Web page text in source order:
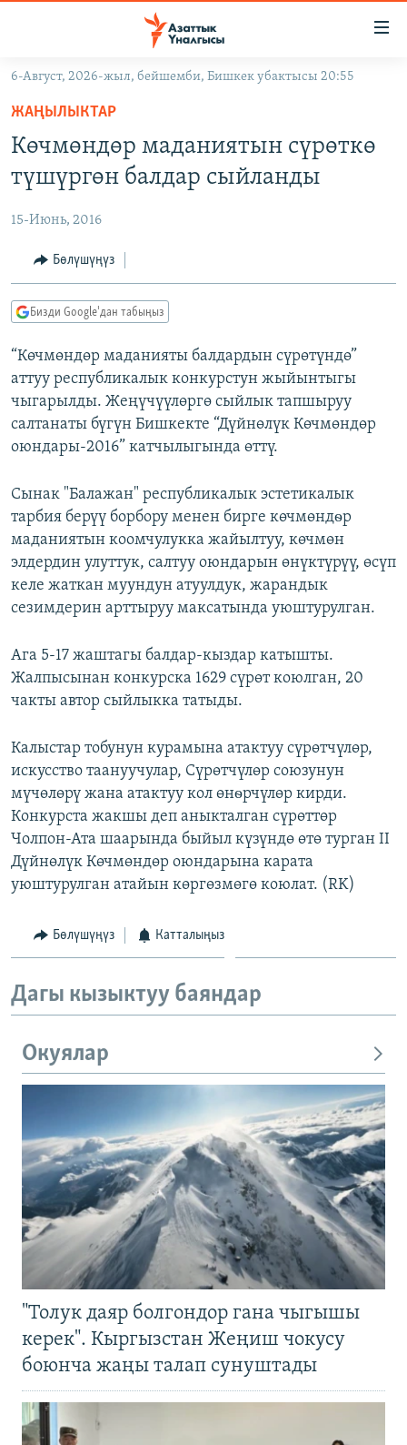
Навигацияга
өтүңүз
Издөөгө
салыңыз
ЭКОНОМИКА
МАДАНИЯТ
БОРБОР АЗИЯ
УКРАИНА
АТАЙЫН ИЛИКТӨӨ
ТВ ПРОГРАММАЛАР
ЭКСПЕРТТЕР ТАЛДАЙТ
БИЗ ЖАНА ДҮЙНӨ
ДАНИСТЕ
ЭЖЕ-СИҢДИЛЕР
АЗАТТЫК+
ЫҢГАЙСЫЗ СУРООЛОР
ӨЗГӨЧӨ ПИКИР
Русский
ОНЛАЙН ШЕРИНЕ
ЭЕ/АРнун бардык сайттары
6-Август, 2026-жыл, бейшемби, Бишкек убактысы 20:55
ЖАҢЫЛЫКТАР
Көчмөндөр маданиятын сүрөткө
түшүргөн балдар сыйланды
15-Июнь, 2016
Бөлүшүңүз
Бизди Google'дан табыңыз
“Көчмөндөр маданияты балдардын сүрөтүндө”
аттуу республикалык конкурстун жыйынтыгы
чыгарылды. Жеңүчүүлөргө сыйлык тапшыруу
салтанаты бүгүн Бишкекте “Дүйнөлүк Көчмөндөр
оюндары-2016” катчылыгында өттү.
Сынак "Балажан" республикалык эстетикалык
тарбия берүү борбору менен бирге көчмөндѳр
маданиятын коомчулукка жайылтуу, көчмөн
элдердин улуттук, салтуу оюндарын өнүктүрүү, өсүп
келе жаткан муундун атуулдук, жарандык
сезимдерин арттыруу максатында уюштурулган.
Ага 5-17 жаштагы балдар-кыздар катышты.
Жалпысынан конкурска 1629 сүрөт коюлган, 20
чакты автор сыйлыкка татыды.
Калыстар тобунун курамына атактуу сүрөтчүлөр,
искусство таануучулар, Сүрөтчүлөр союзунун
мүчөлөрү жана атактуу кол өнѳрчүлөр кирди.
Конкурста жакшы деп аныкталган сүрөттөр
Чолпон-Ата шаарында быйыл күзүндө өтө турган II
Дүйнөлүк Көчмөндөр оюндарына карата
уюштурулган атайын көргөзмөгө коюлат. (RK)
Бөлүшүңүз Катталыңыз
Дагы кызыктуу баяндар
Окуялар
"Толук даяр болгондор гана чыгышы
керек". Кыргызстан Жеңиш чокусу
боюнча жаңы талап сунуштады